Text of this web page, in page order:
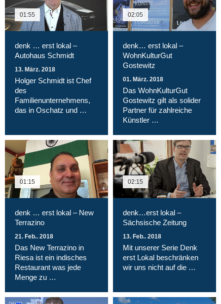
01:55
denk … erst lokal –
Autohaus Schmidt
13. März. 2018
Holger Schmidt ist Chef
des
Familienunternehmens,
das in Oschatz und …
02:05
denk… erst lokal –
WohnKulturGut
Gostewitz
01. März. 2018
Das WohnKulturGut
Gostewitz gilt als solider
Partner für zahlreiche
Künstler …
01:15
denk … erst lokal – New
Terrazino
21. Feb.. 2018
Das New Terrazino in
Riesa ist ein indisches
Restaurant was jede
Menge zu …
02:15
denk…erst lokal –
Sächsische Zeitung
13. Feb.. 2018
Mit unserer Serie Denk
erst Lokal beschränken
wir uns nicht auf die …